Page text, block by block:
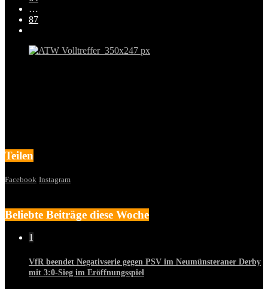
…
87
Teilen
Facebook Instagram
Beliebte Beiträge diese Woche
1
VfR beendet Negativserie gegen PSV im Neumünsteraner Derby
mit 3:0-Sieg im Eröffnungsspiel